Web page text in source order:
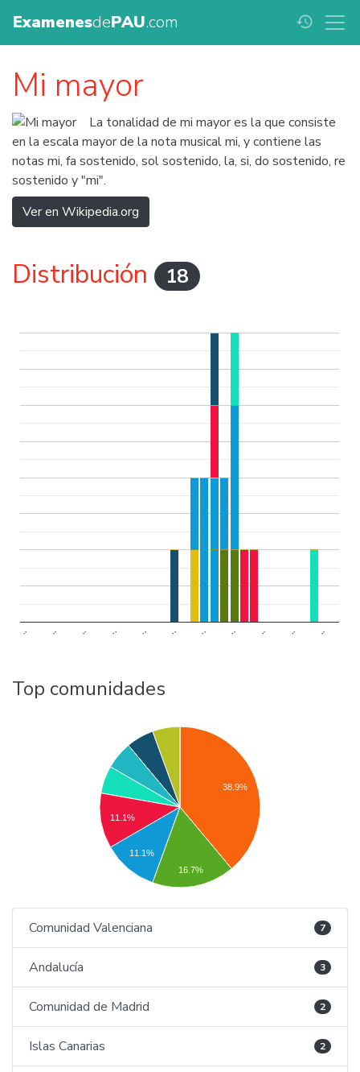
ExamenesdePAU.com history
Mi mayor
La tonalidad de mi mayor es la que consiste
en la escala mayor de la nota musical mi, y contiene las
notas mi, fa sostenido, sol sostenido, la, si, do sostenido, re
sostenido y "mi".
Ver en Wikipedia.org
Distribución 18
.. .. .. .. .. .. .. .. .. .. ..
Top comunidades
38.9%
11.1%
11.1%
16.7%
Comunidad Valenciana 7
Andalucía 3
Comunidad de Madrid 2
Islas Canarias 2